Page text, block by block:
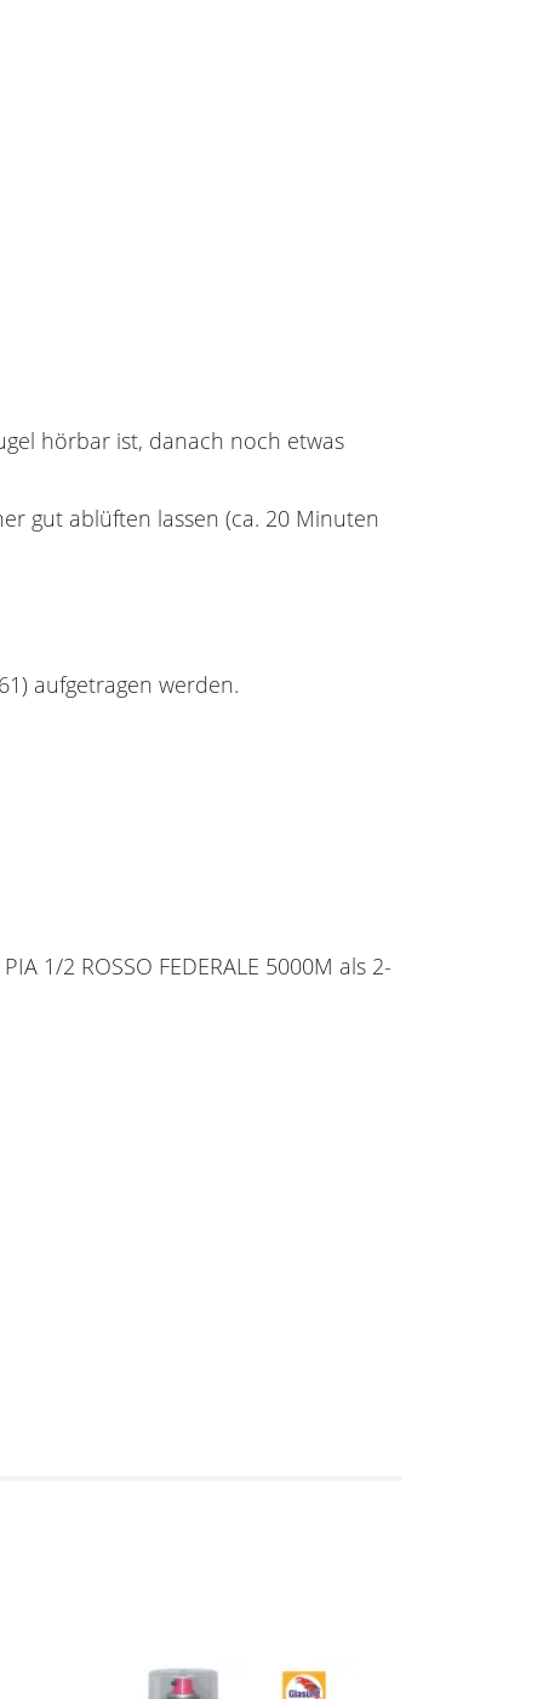
hörbar ist, danach noch etwas
gut ablüften lassen (ca. 20 Minuten
aufgetragen werden.
1/2 ROSSO FEDERALE 5000M als 2-